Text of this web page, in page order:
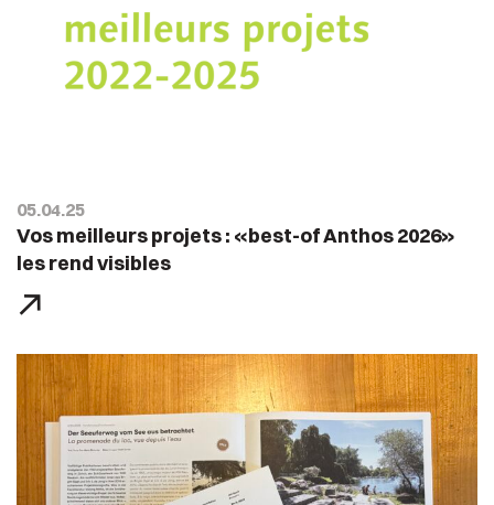
05.04.25
Vos meilleurs projets : «best-of Anthos 2026»
les rend visibles